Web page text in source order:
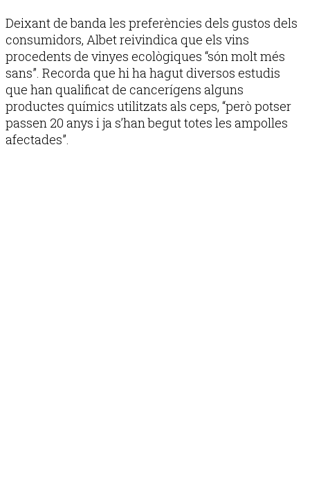
Deixant de banda les preferències dels gustos dels
consumidors, Albet reivindica que els vins
procedents de vinyes ecològiques “són molt més
sans”. Recorda que hi ha hagut diversos estudis
que han qualificat de cancerígens alguns
productes químics utilitzats als ceps, “però potser
passen 20 anys i ja s’han begut totes les ampolles
afectades”.